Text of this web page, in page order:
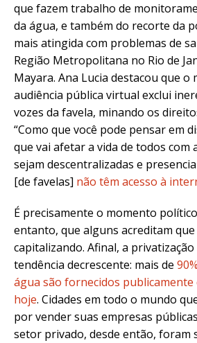
que fazem trabalho de
da água, e também do recorte da
mais atingida com problemas de
Região Metropolitana no Rio de
Mayara. Ana Lucia destacou que o
audiência pública virtual exclui
vozes da favela, minando os
“Como que você pode pensar em
que vai afetar a vida de todos com
sejam descentralizadas e
[de favelas] não têm acesso à
É precisamente o momento
entanto, que alguns acreditam
capitalizando. Afinal, a
tendência decrescente: mais de
água são fornecidos
hoje. Cidades em todo o mundo
por vender suas empresas
setor privado, desde então, foram